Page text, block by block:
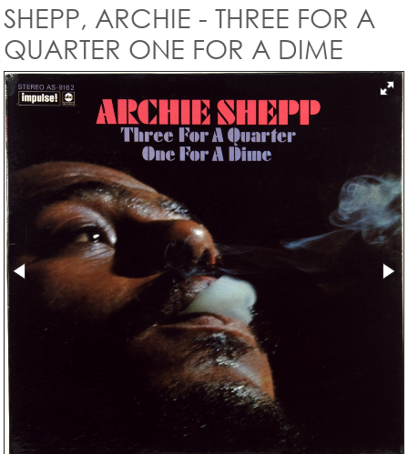
SHEPP, ARCHIE - THREE FOR A
QUARTER ONE FOR A DIME